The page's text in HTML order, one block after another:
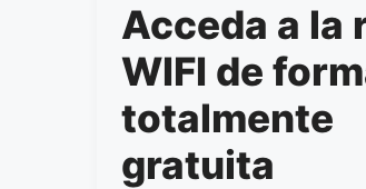
Acceda a la
WIFI de
totalmente
gratuita